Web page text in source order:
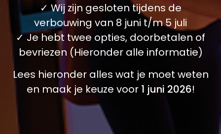
✓ Wij zijn gesloten tijdens de
verbouwing van 8 juni t/m 5 juli
✓ Je hebt twee opties, doorbetalen of
bevriezen (Hieronder alle informatie)
Lees hieronder alles wat je moet weten
en maak je keuze voor 1 juni 2026!